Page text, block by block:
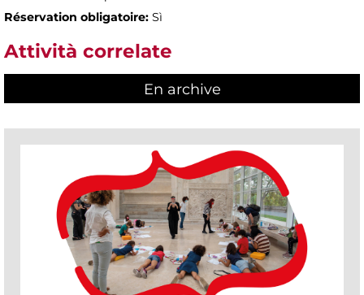
Réservation obligatoire: Sì
Attività correlate
En archive